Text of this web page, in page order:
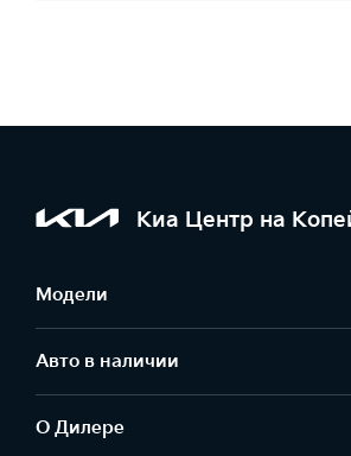
Киа Центр на
Модели
Авто в наличии
О Дилере